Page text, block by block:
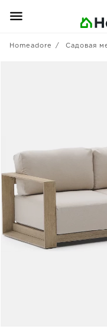
Homeadore Садовая